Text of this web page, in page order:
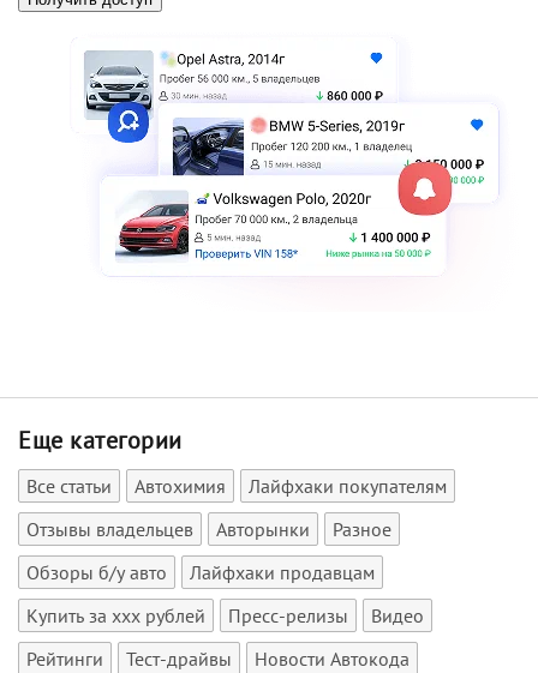
Еще категории
Все статьи Автохимия
Лайфхаки покупателям
Отзывы владельцев
Авторынки
Разное
Обзоры б/у авто
Лайфхаки продавцам
Купить за xxx рублей
Пресс-релизы
Видео
Рейтинги
Тест-драйвы
Новости Автокода